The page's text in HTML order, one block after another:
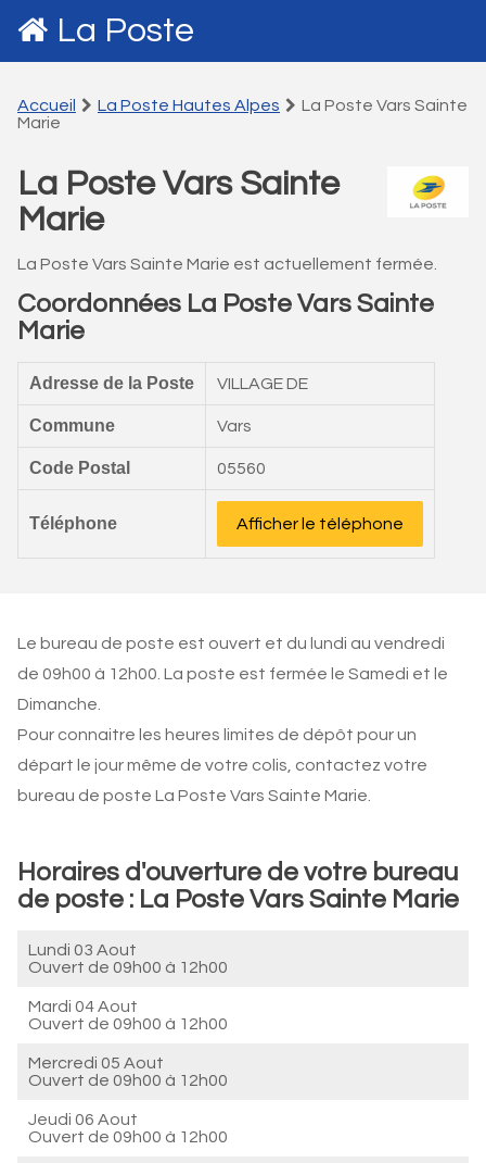
La Poste
Accueil La Poste Hautes Alpes
La Poste Vars Sainte
Marie
La Poste Vars Sainte
Marie
La Poste Vars Sainte Marie est actuellement fermée.
Coordonnées La Poste Vars Sainte
Marie
Adresse de la Poste VILLAGE DE
Commune Vars
Code Postal 05560
Téléphone Afficher le téléphone
Le bureau de poste est ouvert et du lundi au vendredi
de 09h00 à 12h00. La poste est fermée le Samedi et le
Dimanche.
Pour connaitre les heures limites de dépôt pour un
départ le jour même de votre colis, contactez votre
bureau de poste La Poste Vars Sainte Marie.
Horaires d'ouverture de votre bureau
de poste : La Poste Vars Sainte Marie
Lundi 03 Aout
Ouvert de 09h00 à 12h00
Mardi 04 Aout
Ouvert de 09h00 à 12h00
Mercredi 05 Aout
Ouvert de 09h00 à 12h00
Jeudi 06 Aout
Ouvert de 09h00 à 12h00